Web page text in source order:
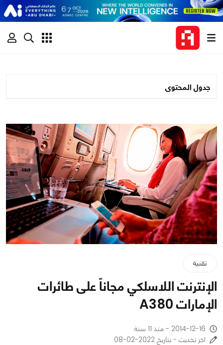
جدول المحتوى
تقنية
الإنترنت اللاسلكي مجاناً على طائرات
الإمارات A380
2014-12-16 - منذ 11 سنة
اخر تحديث - بتاريخ 2022-02-08